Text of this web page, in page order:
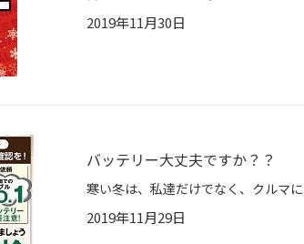
2019年11月30日
バッテリー大丈夫ですか？？
2019年11月29日